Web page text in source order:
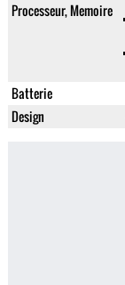
Processeur, Memoire
Batterie
Design